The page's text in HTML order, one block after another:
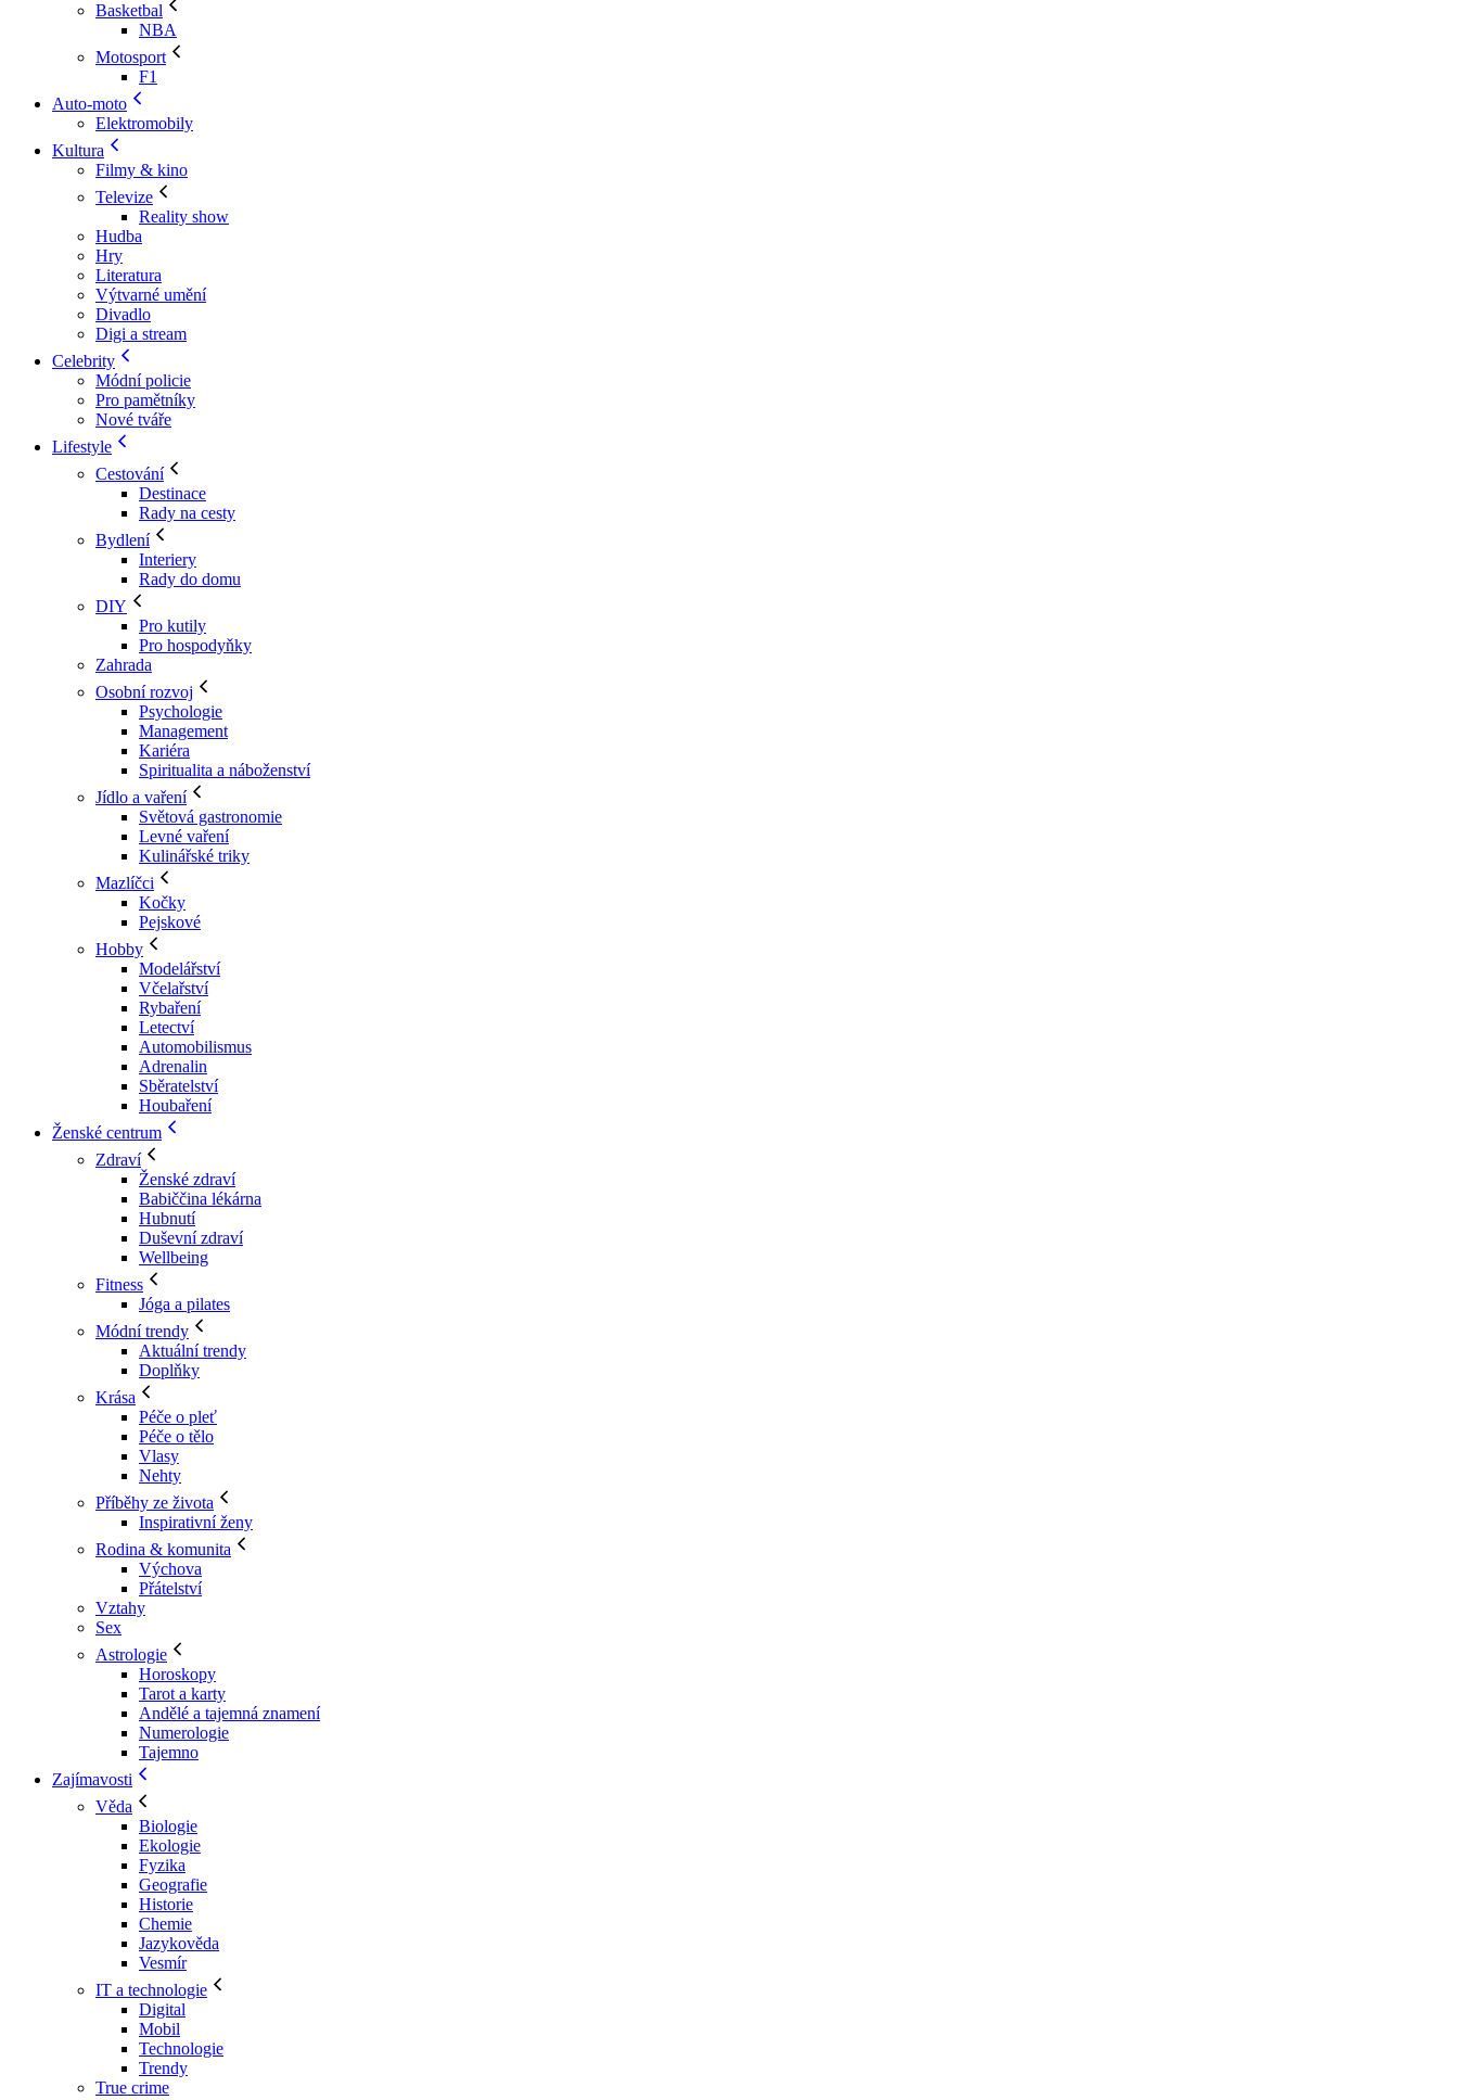
Basketbal
NBA
Motosport
F1
Auto-moto
Elektromobily
Kultura
Filmy & kino
Televize
Reality show
Hudba
Hry
Literatura
Výtvarné umění
Divadlo
Digi a stream
Celebrity
Módní policie
Pro pamětníky
Nové tváře
Lifestyle
Cestování
Destinace
Rady na cesty
Bydlení
Interiery
Rady do domu
DIY
Pro kutily
Pro hospodyňky
Zahrada
Osobní rozvoj
Psychologie
Management
Kariéra
Spiritualita a náboženství
Jídlo a vaření
Světová gastronomie
Levné vaření
Kulinářské triky
Mazlíčci
Kočky
Pejskové
Hobby
Modelářství
Včelařství
Rybaření
Letectví
Automobilismus
Adrenalin
Sběratelství
Houbaření
Ženské centrum
Zdraví
Ženské zdraví
Babiččina lékárna
Hubnutí
Duševní zdraví
Wellbeing
Fitness
Jóga a pilates
Módní trendy
Aktuální trendy
Doplňky
Krása
Péče o pleť
Péče o tělo
Vlasy
Nehty
Příběhy ze života
Inspirativní ženy
Rodina & komunita
Výchova
Přátelství
Vztahy
Sex
Astrologie
Horoskopy
Tarot a karty
Andělé a tajemná znamení
Numerologie
Tajemno
Zajímavosti
Věda
Biologie
Ekologie
Fyzika
Geografie
Historie
Chemie
Jazykověda
Vesmír
IT a technologie
Digital
Mobil
Technologie
Trendy
True crime